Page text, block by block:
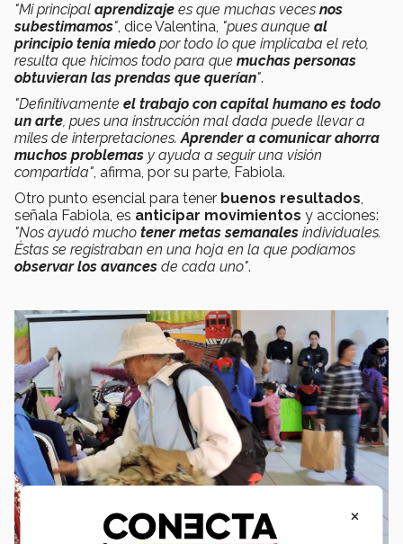
"Mi principal aprendizaje es que muchas veces nos
subestimamos", dice Valentina, "pues aunque al
principio tenía miedo por todo lo que implicaba el reto,
resulta que hicimos todo para que muchas personas
obtuvieran las prendas que querían".
"Definitivamente el trabajo con capital humano es todo
un arte, pues una instrucción mal dada puede llevar a
miles de interpretaciones.Aprender a comunicar ahorra
muchos problemas y ayuda a seguir una visión
compartida", afirma, por su parte, Fabiola.
Otro punto esencial para tener buenos resultados,
señala Fabiola, es anticipar movimientos y acciones:
"Nos ayudó mucho tener metas semanales individuales.
Éstas se registraban en una hoja en la que podíamos
observar los avances de cada uno".
×